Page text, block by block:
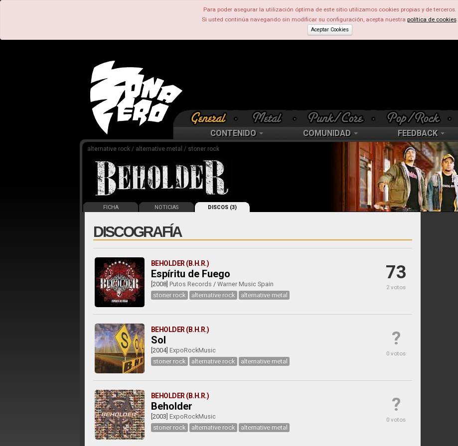
Para poder asegurar la utilización óptima de este sitio utilizamos cookies propias y de terceros.
Si usted continúa navegando sin modificar su configuración, acepta nuestra política de cookies.
Aceptar Cookies
CONTENIDO COMUNIDAD FEEDBACK
alternative rock / alternative metal / stoner rock
FICHA NOTICIAS DISCOS (3)
DISCOGRAFÍA
73
2 votos
BEHOLDER (B.H.R.)
Espíritu de Fuego
[2008] Putos Records / Warner Music Spain
stoner rock
alternative rock alternative metal
?
0 votos
BEHOLDER (B.H.R.)
Sol
[2004] ExpoRockMusic
stoner rock
alternative rock alternative metal
?
0 votos
BEHOLDER (B.H.R.)
Beholder
[2003] ExpoRockMusic
stoner rock
alternative rock alternative metal